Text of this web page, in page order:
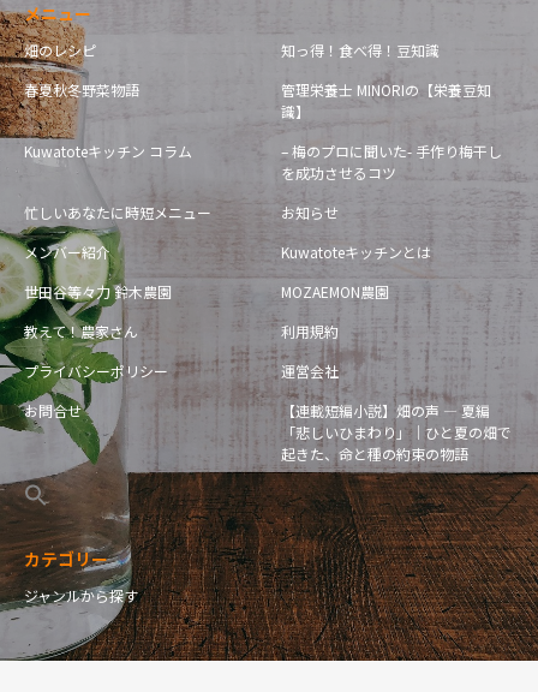
メニュー
畑のレシピ
知っ得！食べ得！豆知識
春夏秋冬野菜物語
管理栄養士 MINORIの【栄養豆知
識】
Kuwatoteキッチン コラム
– 梅のプロに聞いた- 手作り梅干し
を成功させるコツ
忙しいあなたに時短メニュー
お知らせ
メンバー紹介
Kuwatoteキッチンとは
世田谷等々力 鈴木農園
MOZAEMON農園
教えて！農家さん
利用規約
プライバシーポリシー
運営会社
お問合せ
【連載短編小説】畑の声 — 夏編
「悲しいひまわり」｜ひと夏の畑で
起きた、命と種の約束の物語
カテゴリー
ジャンルから探す